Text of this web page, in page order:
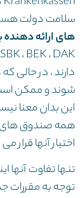
سلامت دولت
های ارائه دهنده
شوند و ممکن
این بدان معنا
همه صندوق های
اختیار آنها قرار
تنها تفاوت
توجه به مقررات